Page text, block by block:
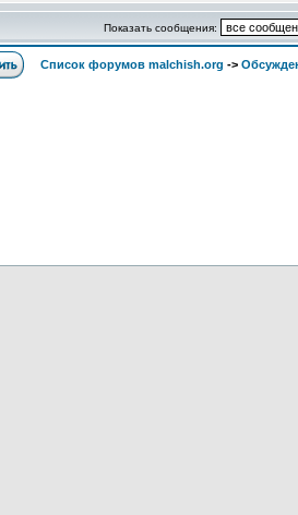
Показать сообщения:
Список форумов malchish.org ->